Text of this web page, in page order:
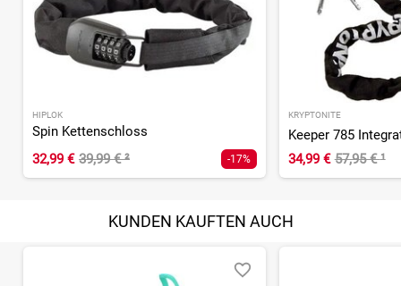
HIPLOK
Spin Kettenschloss
32,99 € 39,99 €² -17%
KRYPTONITE
Keeper 785
34,99 € 57,95 €¹
KUNDEN KAUFTEN AUCH